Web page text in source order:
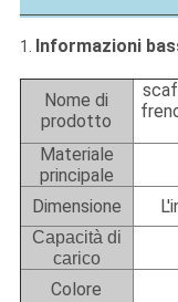
1. Informazioni
Nome di
prodotto
Materiale
principale
Dimensione
Capacità di
carico
Colore